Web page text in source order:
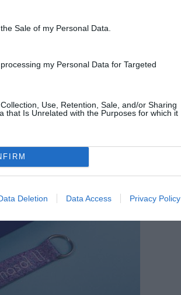
Sale of my Personal Data.
my Personal Data for Targeted
Use, Retention, Sale, and/or Sharing
that Is Unrelated with the Purposes for which it
Deletion Data Access Privacy Policy